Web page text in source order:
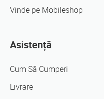
Vinde pe Mobileshop
Asistență
Cum Să Cumperi
Livrare